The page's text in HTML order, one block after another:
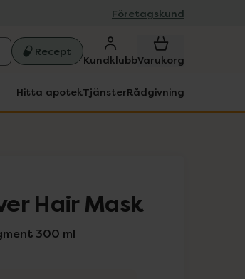
Företagskund
Recept
KundklubbVarukorg
Hitta apotekTjänsterRådgivning
Hair Mask
300 ml